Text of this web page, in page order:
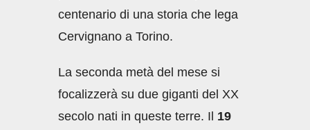
centenario di una storia che lega
Cervignano a Torino.
La seconda metà del mese si
focalizzerà su due giganti del XX
secolo nati in queste terre. Il 19